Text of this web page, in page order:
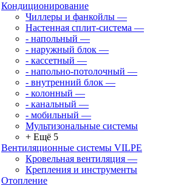
Кондиционирование
Чиллеры и фанкойлы —
Настенная сплит-система —
- напольный —
- наружный блок —
- кассетный —
- напольно-потолочный —
- внутренний блок —
- колонный —
- канальный —
- мобильный —
Мультизональные системы
+ Ещё 5
Вентиляционные системы VILPE
Кровельная вентиляция —
Крепления и инструменты
Отопление